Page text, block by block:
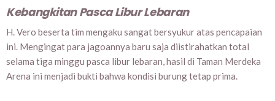
Kebangkitan Pasca Libur Lebaran
H. Vero beserta tim mengaku sangat bersyukur atas pencapaian
ini. Mengingat para jagoannya baru saja diistirahatkan total
selama tiga minggu pasca libur lebaran, hasil di Taman Merdeka
Arena ini menjadi bukti bahwa kondisi burung tetap prima.